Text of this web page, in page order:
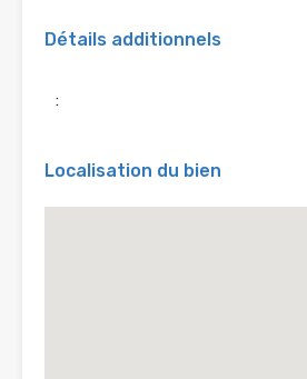
Détails additionnels
:
Localisation du bien